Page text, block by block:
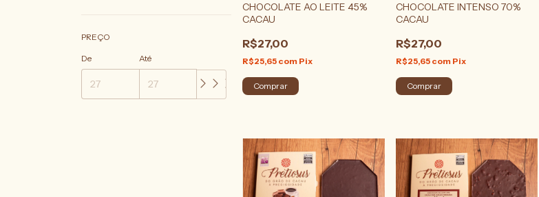
PREÇO
De Até
CHOCOLATE AO LEITE 45%
CACAU
R$27,00
R$25,65 com Pix
CHOCOLATE INTENSO 70%
CACAU
R$27,00
R$25,65 com Pix